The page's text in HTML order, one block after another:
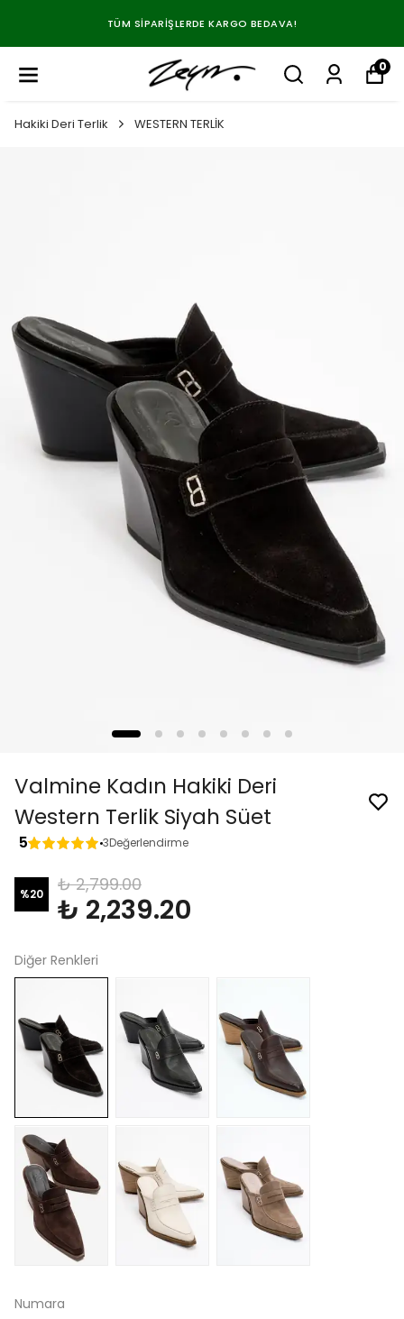
TÜM SIPARIŞLERDE KARGO BEDAVA!
0
Hakiki Deri Terlik WESTERN TERLİK
Valmine Kadın Hakiki Deri
Western Terlik Siyah Süet
5 3Değerlendirme
%20 ₺ 2,799.00
₺ 2,239.20
Diğer Renkleri
Numara